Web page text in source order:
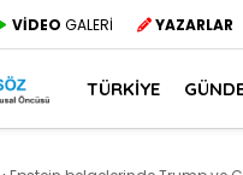
VİDEO GALERİ YAZARLAR
TÜRKİYE